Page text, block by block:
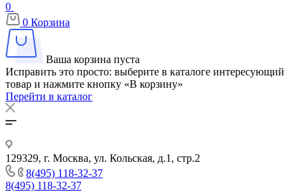
0
0 Корзина
Ваша корзина пуста
Исправить это просто: выберите в каталоге интересующий
товар и нажмите кнопку «В корзину»
Перейти в каталог
129329, г. Москва, ул. Кольская, д.1, стр.2
8(495) 118-32-37
8(495) 118-32-37